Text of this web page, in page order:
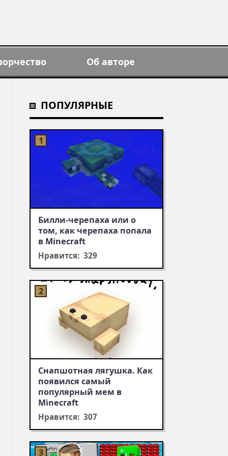
Об авторе
ПОПУЛЯРНЫЕ
Билли-черепаха или о
том, как черепаха попала
в Minecraft
Нравится: 329
Снапшотная лягушка. Как
появился самый
популярный мем в
Minecraft
Нравится: 307